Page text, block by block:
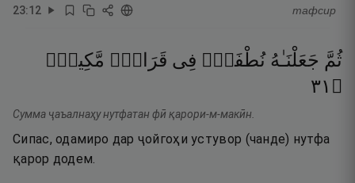
23:12 тафсир
ثُمَّ جَعَلْنَـٰهُ نُطْفَةًۭ فِى قَرَارٍۢ مَّكِينٍۢ
۝ ١٣
Сумма ҷаъалнаҳу нутфатан фӣ қарори-м-макӣн.
Сипас, одамиро дар ҷойгоҳи устувор (чанде) нутфа
қарор додем.